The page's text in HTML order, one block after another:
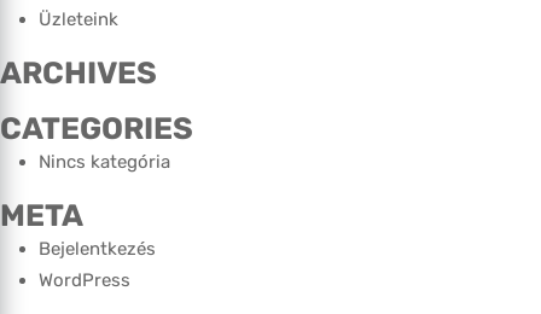
Üzleteink
ARCHIVES
CATEGORIES
Nincs kategória
META
Bejelentkezés
WordPress